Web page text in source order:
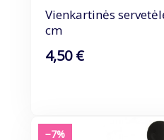
Vienkartinės
cm
4,50 €
−7%